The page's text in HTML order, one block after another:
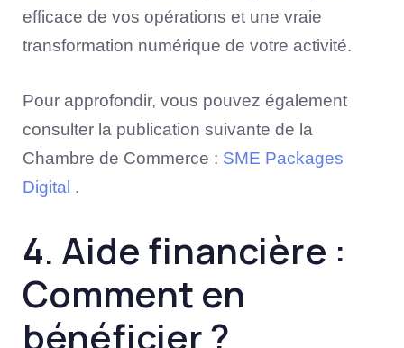
efficace de vos opérations et une vraie
transformation numérique de votre activité.
Pour approfondir, vous pouvez également
consulter la publication suivante de la
Chambre de Commerce : SME Packages
Digital .
4. Aide financière :
Comment en
bénéficier ?